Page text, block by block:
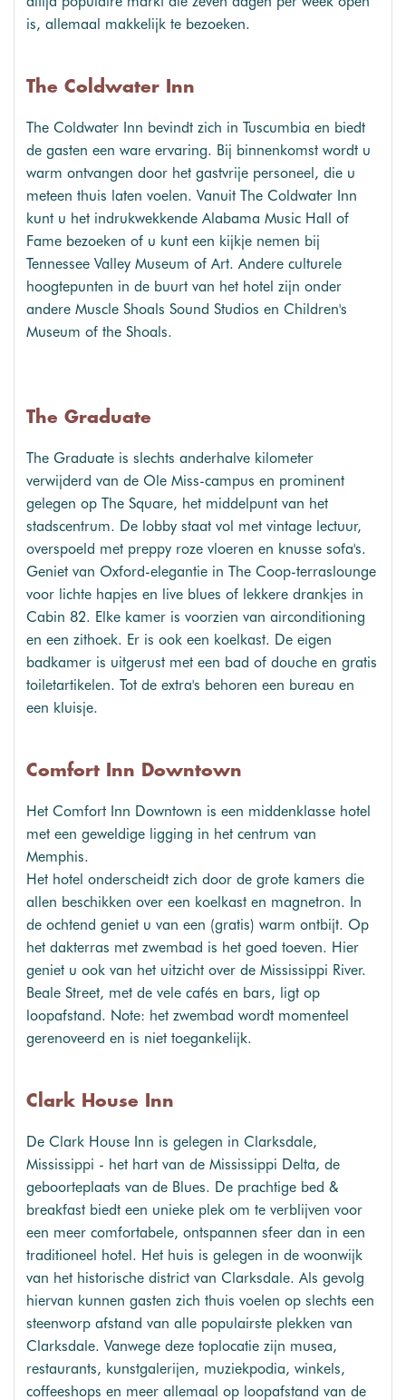
is, allemaal makkelijk te bezoeken.
The Coldwater Inn
The Coldwater Inn bevindt zich in Tuscumbia en biedt
de gasten een ware ervaring. Bij binnenkomst wordt u
warm ontvangen door het gastvrije personeel, die u
meteen thuis laten voelen. Vanuit The Coldwater Inn
kunt u het indrukwekkende Alabama Music Hall of
Fame bezoeken of u kunt een kijkje nemen bij
Tennessee Valley Museum of Art. Andere culturele
hoogtepunten in de buurt van het hotel zijn onder
andere Muscle Shoals Sound Studios en Children's
Museum of the Shoals.
The Graduate
The Graduate is slechts anderhalve kilometer
verwijderd van de Ole Miss-campus en prominent
gelegen op The Square, het middelpunt van het
stadscentrum. De lobby staat vol met vintage lectuur,
overspoeld met preppy roze vloeren en knusse sofa's.
Geniet van Oxford-elegantie in The Coop-terraslounge
voor lichte hapjes en live blues of lekkere drankjes in
Cabin 82. Elke kamer is voorzien van airconditioning
en een zithoek. Er is ook een koelkast. De eigen
badkamer is uitgerust met een bad of douche en gratis
toiletartikelen. Tot de extra's behoren een bureau en
een kluisje.
Comfort Inn Downtown
Het Comfort Inn Downtown is een middenklasse hotel
met een geweldige ligging in het centrum van
Memphis.
Het hotel onderscheidt zich door de grote kamers die
allen beschikken over een koelkast en magnetron. In
de ochtend geniet u van een (gratis) warm ontbijt. Op
het dakterras met zwembad is het goed toeven. Hier
geniet u ook van het uitzicht over de Mississippi River.
Beale Street, met de vele cafés en bars, ligt op
loopafstand. Note: het zwembad wordt momenteel
gerenoveerd en is niet toegankelijk.
Clark House Inn
De Clark House Inn is gelegen in Clarksdale,
Mississippi - het hart van de Mississippi Delta, de
geboorteplaats van de Blues. De prachtige bed &
breakfast biedt een unieke plek om te verblijven voor
een meer comfortabele, ontspannen sfeer dan in een
traditioneel hotel. Het huis is gelegen in de woonwijk
van het historische district van Clarksdale. Als gevolg
hiervan kunnen gasten zich thuis voelen op slechts een
steenworp afstand van alle populairste plekken van
Clarksdale. Vanwege deze toplocatie zijn musea,
restaurants, kunstgalerijen, muziekpodia, winkels,
coffeeshops en meer allemaal op loopafstand van de